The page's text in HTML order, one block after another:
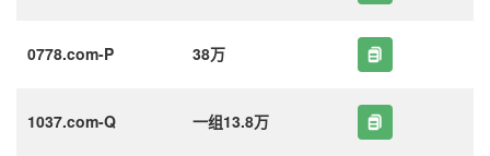
0778.com-P 38万
1037.com-Q 一组13.8万